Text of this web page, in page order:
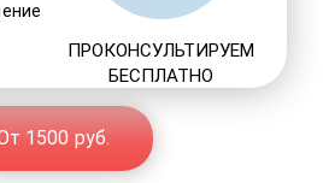
1500 руб.
ПРОКОНСУЛЬТИРУЕМ
БЕСПЛАТНО